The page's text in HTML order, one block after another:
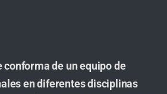
conforma de un equipo de
en diferentes disciplinas